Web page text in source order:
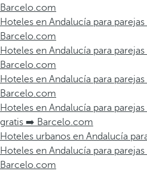
Barcelo.com
Hoteles en Andalucía para
Barcelo.com
Hoteles en Andalucía para
Barcelo.com
Hoteles en Andalucía para
Barcelo.com
Hoteles en Andalucía para
gratis ➡️ Barcelo.com
Hoteles urbanos en Andalucía
Hoteles en Andalucía para
Barcelo.com